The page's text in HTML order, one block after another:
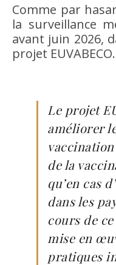
Comme par
la surveillance
avant juin 2026,
projet EUVABECO.
Le projet
améliorer
de la
qu’en cas
dans les
cours de
mise en
pratiques